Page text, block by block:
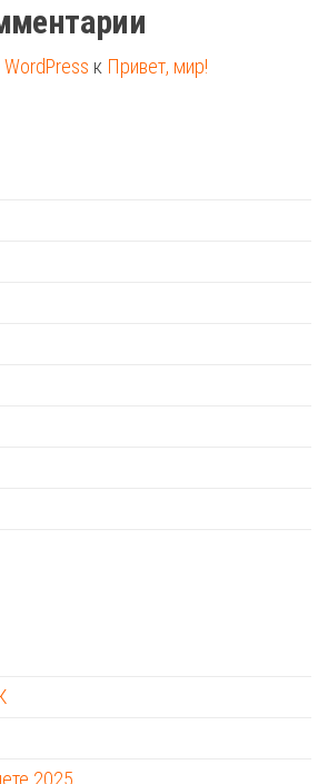
к Привет, мир!
2025